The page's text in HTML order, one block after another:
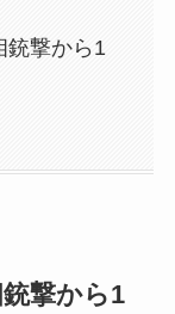
銃撃から1
撃から1